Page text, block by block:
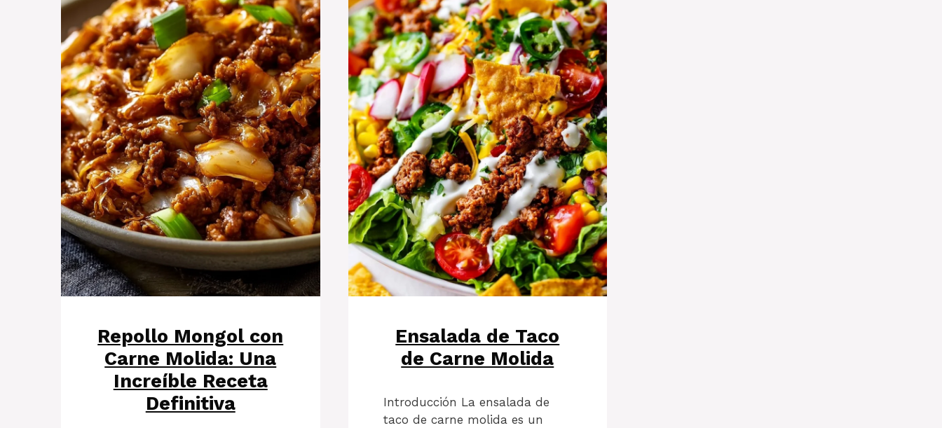
Repollo Mongol con
Carne Molida: Una
Increíble Receta
Definitiva
Ensalada de Taco
de Carne Molida
Introducción La ensalada de
taco de carne molida es un